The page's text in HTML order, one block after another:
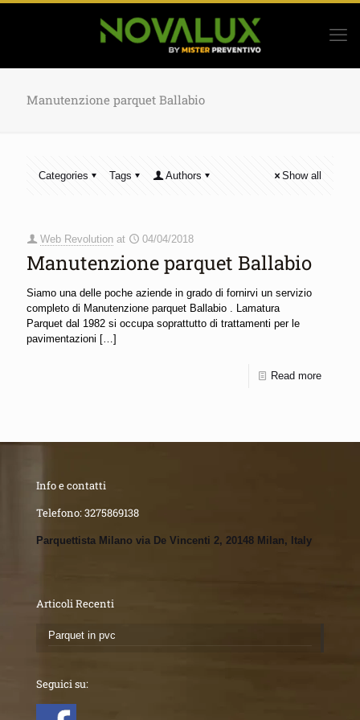
Manutenzione parquet Ballabio
Categories Tags Authors Show all
Web Revolution at 04/04/2018
Manutenzione parquet Ballabio
Siamo una delle poche aziende in grado di fornirvi un servizio
completo di Manutenzione parquet Ballabio . Lamatura
Parquet dal 1982 si occupa soprattutto di trattamenti per le
pavimentazioni […]
Read more
Info e contatti
Telefono:3275869138
Parquettista Milano via De Vincenti 2, 20148 Milan, Italy
Articoli Recenti
Parquet in pvc
Seguici su: